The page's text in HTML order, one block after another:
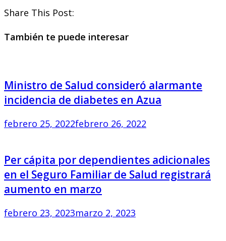
Share This Post:
También te puede interesar
Ministro de Salud consideró alarmante
incidencia de diabetes en Azua
febrero 25, 2022febrero 26, 2022
Per cápita por dependientes adicionales
en el Seguro Familiar de Salud registrará
aumento en marzo
febrero 23, 2023marzo 2, 2023